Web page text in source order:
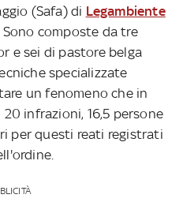
(Safa) di Legambiente
composte da tre
e sei di pastore belga
specializzate
un fenomeno che in
infrazioni, 16,5 persone
per questi reati registrati